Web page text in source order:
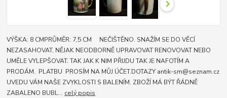
VÝŠKA: 8 CMPRŮMĚR: 7,5 CM NEČIŠTĚNO. SNAŽÍM SE DO VĚCÍ
NEZASAHOVAT, NĚJAK NEODBORNĚ UPRAVOVAT RENOVOVAT NEBO
UMĚLE VYLEPŠOVAT. TAK JAK K NIM PŘIJDU TAK JE NAFOTÍM A
PRODÁM. PLATBU PROSÍM NA MŮJ ÚČET.DOTAZY antik-sm@seznam.cz
UVEDU VÁM NAŠE ZVYKLOSTI S BALENÍM. ZBOŽÍ MÁ BÝT ŘÁDNĚ
ZABALENO BUBL... celý popis